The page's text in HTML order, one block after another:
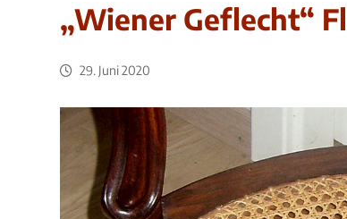
„Wiener Geflecht“
29. Juni 2020